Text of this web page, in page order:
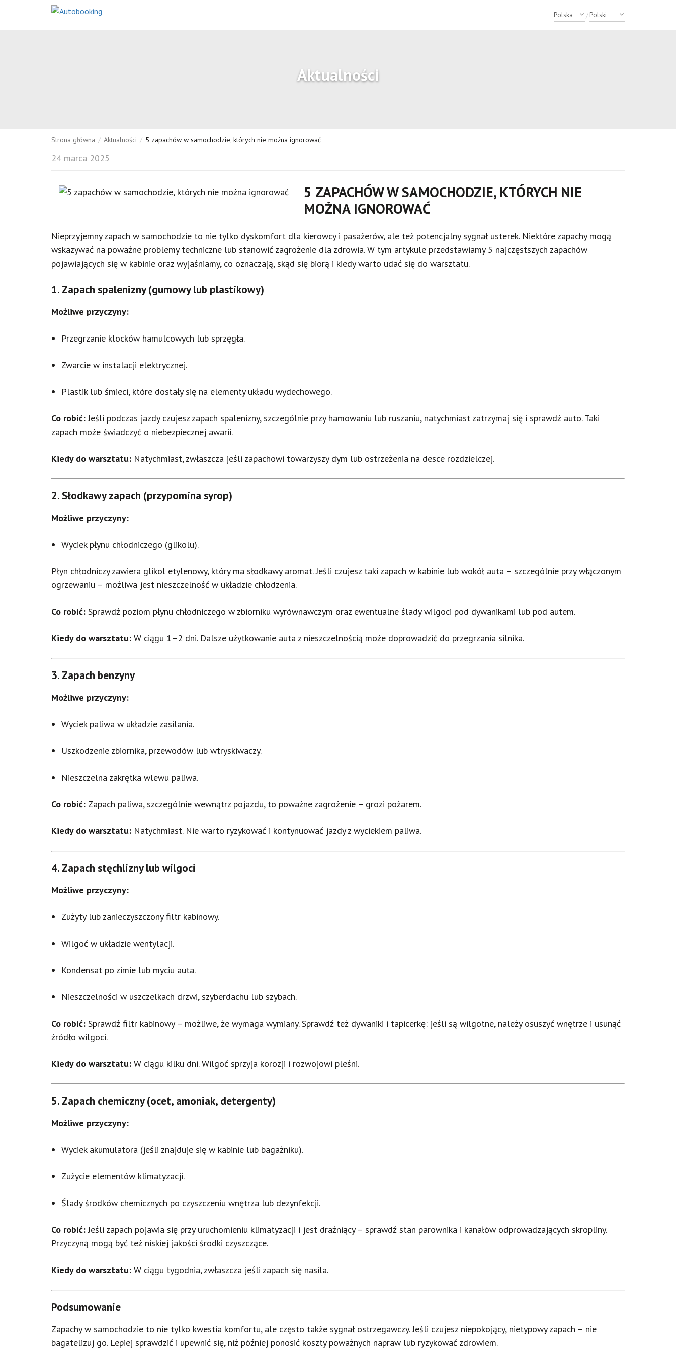
/
Aktualności
Strona główna / Aktualności / 5 zapachów w samochodzie, których nie można ignorować
24 marca 2025
5 ZAPACHÓW W SAMOCHODZIE, KTÓRYCH NIE
MOŻNA IGNOROWAĆ
Nieprzyjemny zapach w samochodzie to nie tylko dyskomfort dla kierowcy i pasażerów, ale też potencjalny sygnał usterek. Niektóre zapachy mogą
wskazywać na poważne problemy techniczne lub stanowić zagrożenie dla zdrowia. W tym artykule przedstawiamy 5 najczęstszych zapachów
pojawiających się w kabinie oraz wyjaśniamy, co oznaczają, skąd się biorą i kiedy warto udać się do warsztatu.
1. Zapach spalenizny (gumowy lub plastikowy)
Możliwe przyczyny:
Przegrzanie klocków hamulcowych lub sprzęgła.
Zwarcie w instalacji elektrycznej.
Plastik lub śmieci, które dostały się na elementy układu wydechowego.
Co robić:Jeśli podczas jazdy czujesz zapach spalenizny, szczególnie przy hamowaniu lub ruszaniu, natychmiast zatrzymaj się i sprawdź auto. Taki
zapach może świadczyć o niebezpiecznej awarii.
Kiedy do warsztatu: Natychmiast, zwłaszcza jeśli zapachowi towarzyszy dym lub ostrzeżenia na desce rozdzielczej.
2. Słodkawy zapach (przypomina syrop)
Możliwe przyczyny:
Wyciek płynu chłodniczego (glikolu).
Płyn chłodniczy zawiera glikol etylenowy, który ma słodkawy aromat. Jeśli czujesz taki zapach w kabinie lub wokół auta – szczególnie przy włączonym
ogrzewaniu – możliwa jest nieszczelność w układzie chłodzenia.
Co robić: Sprawdź poziom płynu chłodniczego w zbiorniku wyrównawczym oraz ewentualne ślady wilgoci pod dywanikami lub pod autem.
Kiedy do warsztatu: W ciągu 1–2 dni. Dalsze użytkowanie auta z nieszczelnością może doprowadzić do przegrzania silnika.
3. Zapach benzyny
Możliwe przyczyny:
Wyciek paliwa w układzie zasilania.
Uszkodzenie zbiornika, przewodów lub wtryskiwaczy.
Nieszczelna zakrętka wlewu paliwa.
Co robić: Zapach paliwa, szczególnie wewnątrz pojazdu, to poważne zagrożenie – grozi pożarem.
Kiedy do warsztatu: Natychmiast. Nie warto ryzykować i kontynuować jazdy z wyciekiem paliwa.
4. Zapach stęchlizny lub wilgoci
Możliwe przyczyny:
Zużyty lub zanieczyszczony filtr kabinowy.
Wilgoć w układzie wentylacji.
Kondensat po zimie lub myciu auta.
Nieszczelności w uszczelkach drzwi, szyberdachu lub szybach.
Co robić: Sprawdź filtr kabinowy – możliwe, że wymaga wymiany. Sprawdź też dywaniki i tapicerkę: jeśli są wilgotne, należy osuszyć wnętrze i usunąć
źródło wilgoci.
Kiedy do warsztatu: W ciągu kilku dni. Wilgoć sprzyja korozji i rozwojowi pleśni.
5. Zapach chemiczny (ocet, amoniak, detergenty)
Możliwe przyczyny:
Wyciek akumulatora (jeśli znajduje się w kabinie lub bagażniku).
Zużycie elementów klimatyzacji.
Ślady środków chemicznych po czyszczeniu wnętrza lub dezynfekcji.
Co robić:Jeśli zapach pojawia się przy uruchomieniu klimatyzacji i jest drażniący – sprawdź stan parownika i kanałów odprowadzających skropliny.
Przyczyną mogą być też niskiej jakości środki czyszczące.
Kiedy do warsztatu: W ciągu tygodnia, zwłaszcza jeśli zapach się nasila.
Podsumowanie
Zapachy w samochodzie to nie tylko kwestia komfortu, ale często także sygnał ostrzegawczy. Jeśli czujesz niepokojący, nietypowy zapach – nie
bagatelizuj go. Lepiej sprawdzić i upewnić się, niż później ponosić koszty poważnych napraw lub ryzykować zdrowiem.